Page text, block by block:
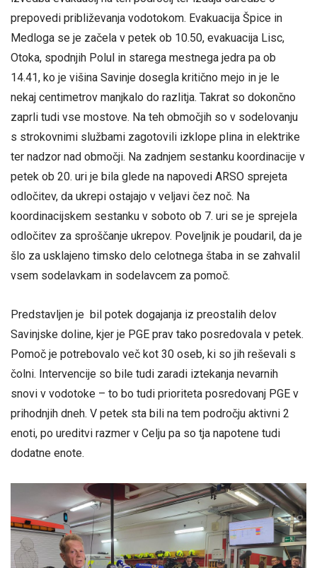
prepovedi približevanja vodotokom. Evakuacija Špice in
Medloga se je začela v petek ob 10.50, evakuacija Lisc,
Otoka, spodnjih Polul in starega mestnega jedra pa ob
14.41, ko je višina Savinje dosegla kritično mejo in je le
nekaj centimetrov manjkalo do razlitja. Takrat so dokončno
zaprli tudi vse mostove. Na teh območjih so v sodelovanju
s strokovnimi službami zagotovili izklope plina in elektrike
ter nadzor nad območji. Na zadnjem sestanku koordinacije v
petek ob 20. uri je bila glede na napovedi ARSO sprejeta
odločitev, da ukrepi ostajajo v veljavi čez noč. Na
koordinacijskem sestanku v soboto ob 7. uri se je sprejela
odločitev za sproščanje ukrepov. Poveljnik je poudaril, da je
šlo za usklajeno timsko delo celotnega štaba in se zahvalil
vsem sodelavkam in sodelavcem za pomoč.
Predstavljen je bil potek dogajanja iz preostalih delov
Savinjske doline, kjer je PGE prav tako posredovala v petek.
Pomoč je potrebovalo več kot 30 oseb, ki so jih reševali s
čolni. Intervencije so bile tudi zaradi iztekanja nevarnih
snovi v vodotoke – to bo tudi prioriteta posredovanj PGE v
prihodnjih dneh. V petek sta bili na tem področju aktivni 2
enoti, po ureditvi razmer v Celju pa so tja napotene tudi
dodatne enote.